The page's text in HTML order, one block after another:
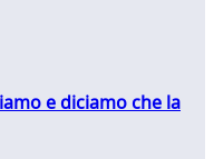
e diciamo che la